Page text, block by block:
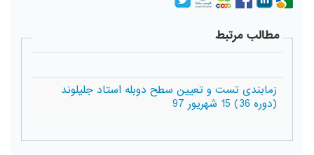
مطالب مرتبط
زمابندی تست و تعیین سطح دوبله استاد جلیلوند
(دوره 36) 15 شهریور 97